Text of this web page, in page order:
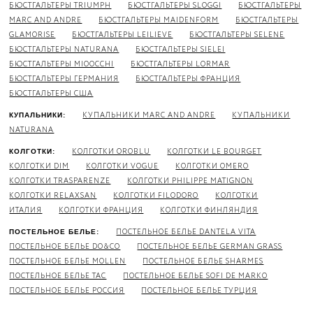
БЮСТГАЛЬТЕРЫ TRIUMPH
БЮСТГАЛЬТЕРЫ SLOGGI
БЮСТГАЛЬТЕРЫ
MARC AND ANDRE
БЮСТГАЛЬТЕРЫ MAIDENFORM
БЮСТГАЛЬТЕРЫ
GLAMORISE
БЮСТГАЛЬТЕРЫ LEILIEVE
БЮСТГАЛЬТЕРЫ SELENE
БЮСТГАЛЬТЕРЫ NATURANA
БЮСТГАЛЬТЕРЫ SIELEI
БЮСТГАЛЬТЕРЫ MIOOCCHI
БЮСТГАЛЬТЕРЫ LORMAR
БЮСТГАЛЬТЕРЫ ГЕРМАНИЯ
БЮСТГАЛЬТЕРЫ ФРАНЦИЯ
БЮСТГАЛЬТЕРЫ США
КУПАЛЬНИКИ: КУПАЛЬНИКИ MARC AND ANDRE
КУПАЛЬНИКИ
NATURANA
КОЛГОТКИ: КОЛГОТКИ OROBLU
КОЛГОТКИ LE BOURGET
КОЛГОТКИ DIM
КОЛГОТКИ VOGUE
КОЛГОТКИ OMERO
КОЛГОТКИ TRASPARENZE
КОЛГОТКИ PHILIPPE MATIGNON
КОЛГОТКИ RELAXSAN
КОЛГОТКИ FILODORO
КОЛГОТКИ
ИТАЛИЯ
КОЛГОТКИ ФРАНЦИЯ КОЛГОТКИ ФИНЛЯНДИЯ
ПОСТЕЛЬНОЕ БЕЛЬЕ:
ПОСТЕЛЬНОЕ БЕЛЬЕ DANTELA VITA
ПОСТЕЛЬНОЕ БЕЛЬЕ DO&CO
ПОСТЕЛЬНОЕ БЕЛЬЕ GERMAN GRASS
ПОСТЕЛЬНОЕ БЕЛЬЕ MOLLEN
ПОСТЕЛЬНОЕ БЕЛЬЕ SHARMES
ПОСТЕЛЬНОЕ БЕЛЬЕ TAC
ПОСТЕЛЬНОЕ БЕЛЬЕ SOFI DE MARKO
ПОСТЕЛЬНОЕ БЕЛЬЕ РОССИЯ
ПОСТЕЛЬНОЕ БЕЛЬЕ ТУРЦИЯ